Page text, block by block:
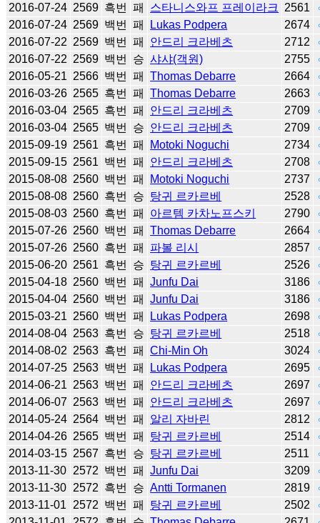
2016-07-24 2569 흑번 패 스타니스와프 프레이라크 2561
2016-07-24 2569 백번 패 Lukas Podpera 2674
2016-07-22 2569 백번 패 안드리 크라베츠 2712
2016-07-22 2569 백번 승 샤샤(객원) 2755
2016-05-21 2566 백번 패 Thomas Debarre 2664
2016-03-26 2565 흑번 패 Thomas Debarre 2663
2016-03-04 2565 흑번 패 안드리 크라베츠 2709
2016-03-04 2565 백번 승 안드리 크라베츠 2709
2015-09-19 2561 흑번 패 Motoki Noguchi 2734
2015-09-15 2561 백번 패 안드리 크라베츠 2708
2015-08-08 2560 백번 패 Motoki Noguchi 2737
2015-08-08 2560 흑번 승 탕귀 르카르베 2528
2015-08-03 2560 흑번 패 아르템 카차노프스키 2790
2015-07-26 2560 백번 패 Thomas Debarre 2664
2015-07-26 2560 흑번 패 파볼 리시 2857
2015-06-20 2561 흑번 승 탕귀 르카르베 2526
2015-04-18 2560 백번 패 Junfu Dai 3186
2015-04-04 2560 백번 패 Junfu Dai 3186
2015-03-21 2560 백번 패 Lukas Podpera 2698
2014-08-04 2563 흑번 승 탕귀 르카르베 2518
2014-08-02 2563 흑번 패 Chi-Min Oh 3024
2014-07-25 2563 백번 패 Lukas Podpera 2695
2014-06-21 2563 백번 패 안드리 크라베츠 2697
2014-06-07 2563 백번 패 안드리 크라베츠 2697
2014-05-24 2564 백번 패 알리 자바린 2812
2014-04-26 2565 백번 패 탕귀 르카르베 2514
2014-03-15 2567 흑번 승 탕귀 르카르베 2511
2013-11-30 2572 백번 패 Junfu Dai 3209
2013-11-30 2572 흑번 승 Antti Tormanen 2819
2013-11-01
2572 백번 패 탕귀 르카르베 2502